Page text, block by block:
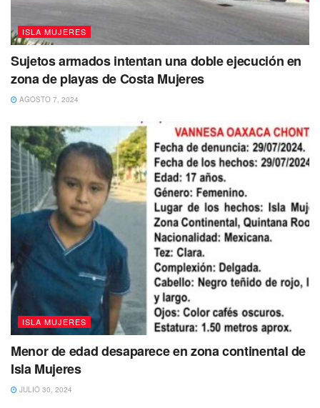
ISLA MUJERES
Sujetos armados intentan una doble ejecución en
zona de playas de Costa Mujeres
AGOSTO 7, 2024
ISLA MUJERES
Menor de edad desaparece en zona continental de
Isla Mujeres
JULIO 30, 2024